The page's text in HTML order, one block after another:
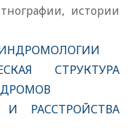
истории
СТРУКТУРА
РАССТРОЙСТВА